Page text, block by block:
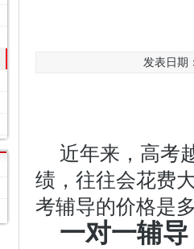
发表日期
近年来，高考
绩，往往会花费
考辅导的价格是
一对一辅导